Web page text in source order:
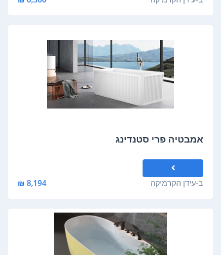
אמבטיה פרי סטנדינג
ב-עידן הקרמיקה 8,194 ₪